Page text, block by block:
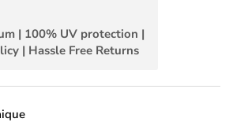
| 100% UV protection |
| Hassle Free Returns